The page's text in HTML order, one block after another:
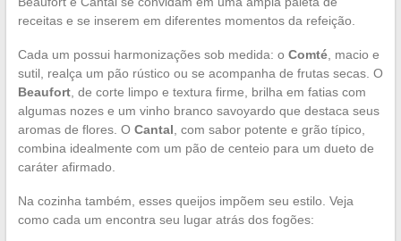
receitas e se inserem em diferentes momentos da refeição.
Cada um possui harmonizações sob medida: o Comté, macio e
sutil, realça um pão rústico ou se acompanha de frutas secas. O
Beaufort, de corte limpo e textura firme, brilha em fatias com
algumas nozes e um vinho branco savoyardo que destaca seus
aromas de flores. O Cantal , com sabor potente e grão típico,
combina idealmente com um pão de centeio para um dueto de
caráter afirmado.
Na cozinha também, esses queijos impõem seu estilo. Veja
como cada um encontra seu lugar atrás dos fogões: